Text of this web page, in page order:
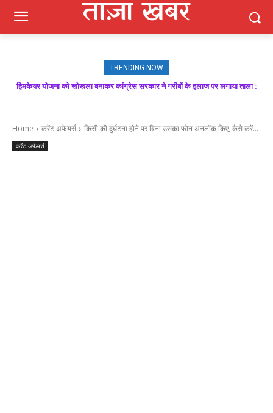
TRENDING NOW
हिमकेयर योजना को खोखला बनाकर कांग्रेस सरकार ने गरीबों के इलाज पर लगाया ताला :
मजबूत बूथ ही भाजपा की जीत की गारंटी, आगामी विधानसभा चुनाव में बूथ प्रबंधन निभाएगा
Home करेंट अफेयर्स किसी की दुर्घटना होने पर बिना उसका फोन अनलॉक किए, कैसे करें...
करेंट अफेयर्स